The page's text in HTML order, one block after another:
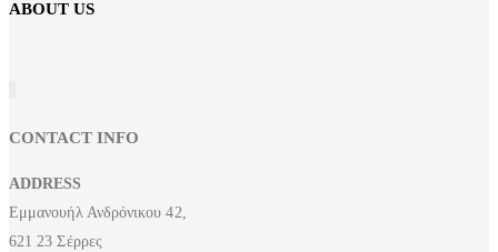
ABOUT US
CONTACT INFO
ADDRESS
Εμμανουήλ Ανδρόνικου 42,
621 23 Σέρρες